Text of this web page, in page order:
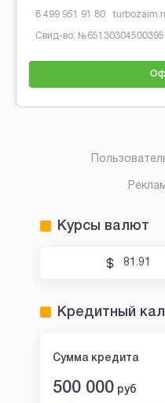
8 499 951 91 80
Свид-во: №
Курсы валют
81.91
Кредитный
Сумма кредита
500 000 руб